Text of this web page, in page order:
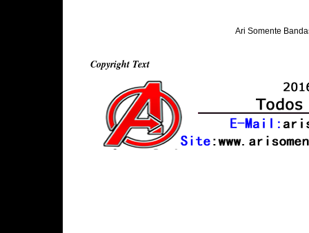
Ari Somente
Copyright Text